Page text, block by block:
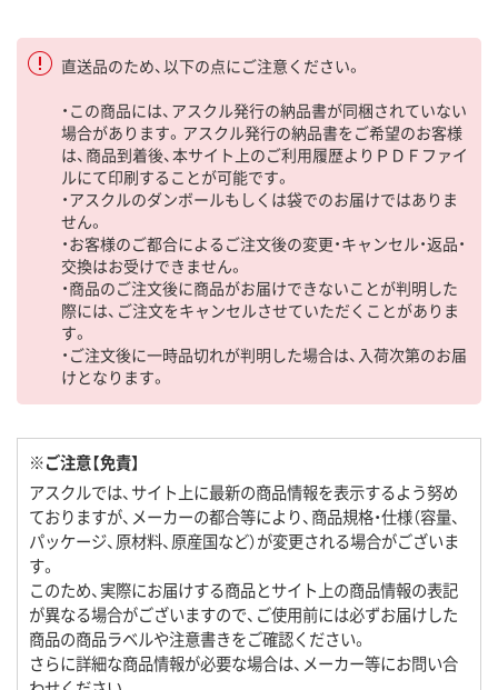
直送品のため、以下の点にご注意ください。
・この商品には、アスクル発行の納品書が同梱されていない
場合があります。アスクル発行の納品書をご希望のお客様
は、商品到着後、本サイト上のご利用履歴よりＰＤＦファイ
ルにて印刷することが可能です。
・アスクルのダンボールもしくは袋でのお届けではありま
せん。
・お客様のご都合によるご注文後の変更・キャンセル・返品・
交換はお受けできません。
・商品のご注文後に商品がお届けできないことが判明した
際には、ご注文をキャンセルさせていただくことがありま
す。
・ご注文後に一時品切れが判明した場合は、入荷次第のお届
けとなります。
※ご注意【免責】
アスクルでは、サイト上に最新の商品情報を表示するよう努め
ておりますが、メーカーの都合等により、商品規格・仕様（容量、
パッケージ、原材料、原産国など）が変更される場合がございま
す。
このため、実際にお届けする商品とサイト上の商品情報の表記
が異なる場合がございますので、ご使用前には必ずお届けした
商品の商品ラベルや注意書きをご確認ください。
さらに詳細な商品情報が必要な場合は、メーカー等にお問い合